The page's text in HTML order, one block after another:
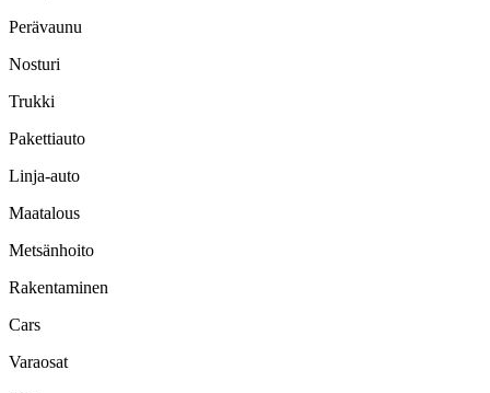
Perävaunu
Nosturi
Trukki
Pakettiauto
Linja-auto
Maatalous
Metsänhoito
Rakentaminen
Cars
Varaosat